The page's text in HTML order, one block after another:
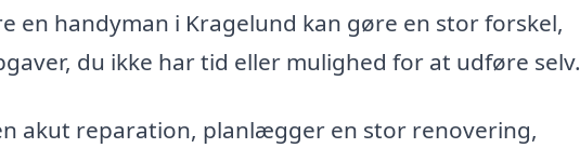
en handyman i Kragelund kan gøre en stor forskel,
du ikke har tid eller mulighed for at udføre selv.
akut reparation, planlægger en stor renovering,